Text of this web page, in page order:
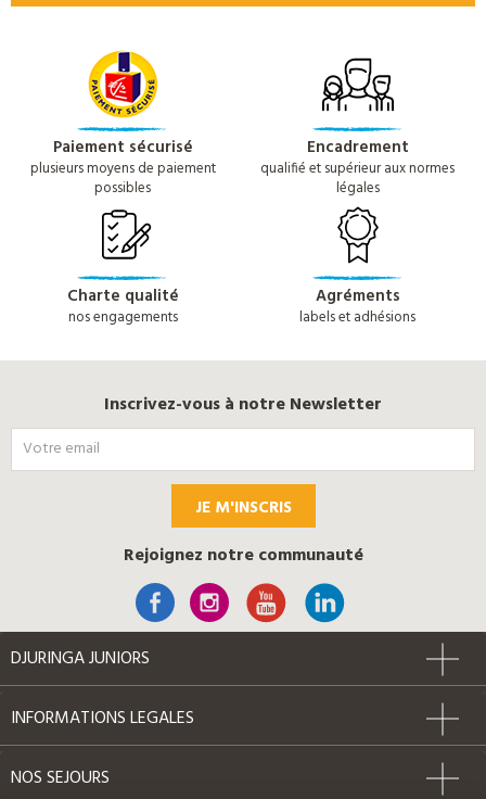
Paiement sécurisé
plusieurs moyens de paiement
possibles
Encadrement
qualifié et supérieur aux normes
légales
Charte qualité
nos engagements
Agréments
labels et adhésions
Inscrivez-vous à notre Newsletter
JE M'INSCRIS
Rejoignez notre communauté
DJURINGA JUNIORS
INFORMATIONS LEGALES
NOS SEJOURS